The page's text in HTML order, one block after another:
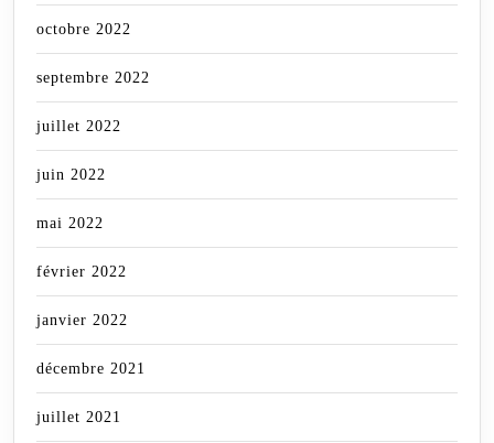
octobre 2022
septembre 2022
juillet 2022
juin 2022
mai 2022
février 2022
janvier 2022
décembre 2021
juillet 2021